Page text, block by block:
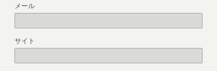
メール
サイト